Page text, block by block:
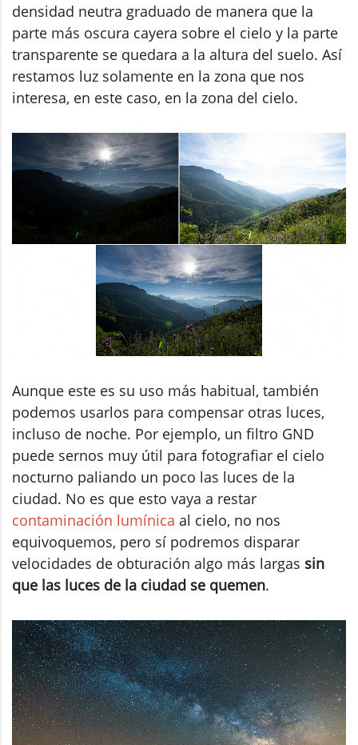
densidad neutra graduado de manera que la
parte más oscura cayera sobre el cielo y la parte
transparente se quedara a la altura del suelo. Así
restamos luz solamente en la zona que nos
interesa, en este caso, en la zona del cielo.
Aunque este es su uso más habitual, también
podemos usarlos para compensar otras luces,
incluso de noche. Por ejemplo, un filtro GND
puede sernos muy útil para fotografiar el cielo
nocturno paliando un poco las luces de la
ciudad. No es que esto vaya a restar
contaminación lumínica al cielo, no nos
equivoquemos, pero sí podremos disparar
velocidades de obturación algo más largas sin
que las luces de la ciudad se quemen.